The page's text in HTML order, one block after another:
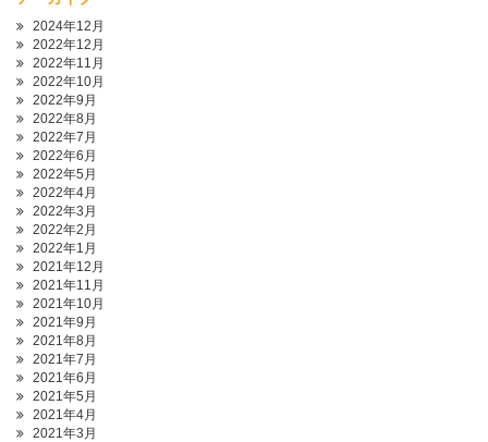
2024年12月
2022年12月
2022年11月
2022年10月
2022年9月
2022年8月
2022年7月
2022年6月
2022年5月
2022年4月
2022年3月
2022年2月
2022年1月
2021年12月
2021年11月
2021年10月
2021年9月
2021年8月
2021年7月
2021年6月
2021年5月
2021年4月
2021年3月